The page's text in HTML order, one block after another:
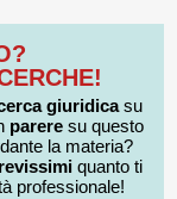
giuridicasu
pareresu questo
la materia?
quanto ti
professionale!